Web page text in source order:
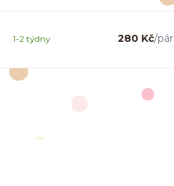
280 Kč/pár
1-2 týdny